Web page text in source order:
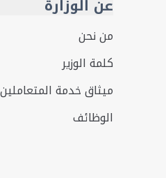
عن الوزارة
من نحن
كلمة الوزير
ميثاق خدمة المتعاملين
الوظائف